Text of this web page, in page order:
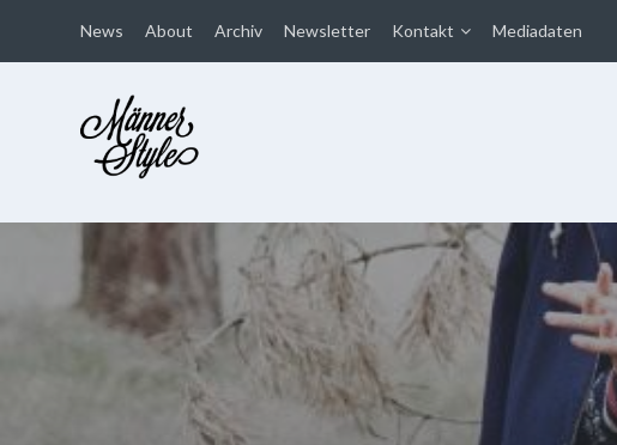
News About Archiv Newsletter Kontakt Mediadaten
Der Mode Blog für Männer